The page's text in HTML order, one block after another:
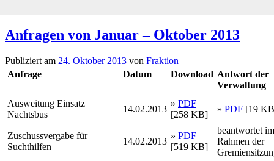
Anfragen von Januar – Oktober 2013
Publiziert am 24. Oktober 2013 von Fraktion
Anfrage
Datum Download Antwort der
Verwaltung
Ausweitung Einsatz
Nachtsbus
14.02.2013
» PDF
[258 KB]
» PDF [19
Zuschussvergabe für
Suchthilfen
14.02.2013
» PDF
[519 KB]
beantwortet im
Rahmen der